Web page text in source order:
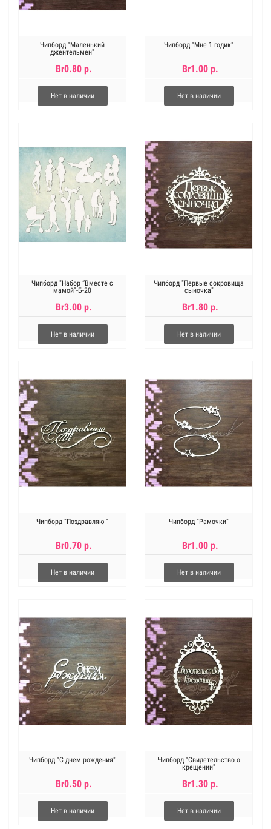
Чипборд "Маленький
джентельмен"
Br0.80 р.
Нет в наличии
Чипборд "Мне 1 годик"
Br1.00 р.
Нет в наличии
Чипборд "Набор “Вместе с
мамой"-Б-20
Br3.00 р.
Нет в наличии
Чипборд "Первые сокровища
сыночка"
Br1.80 р.
Нет в наличии
Чипборд "Поздравляю "
Br0.70 р.
Нет в наличии
Чипборд "Рамочки"
Br1.00 р.
Нет в наличии
Чипборд "С днем рождения"
Br0.50 р.
Нет в наличии
Чипборд "Свидетельство о
крещении"
Br1.30 р.
Нет в наличии